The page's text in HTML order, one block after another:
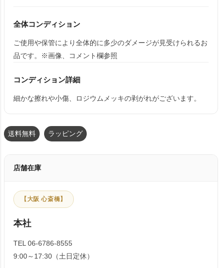
全体コンディション
ご使用や保管により全体的に多少のダメージが見受けられるお
品です。※画像、コメント欄参照
コンディション詳細
細かな擦れや小傷、ロジウムメッキの剥がれがございます。
送料無料 ラッピング
店舗在庫
【大阪 心斎橋】
本社
TEL 06-6786-8555
9:00～17:30（土日定休）